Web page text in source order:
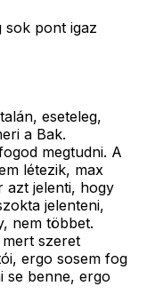
sok pont igaz
eseteleg,
a Bak.
megtudni. A
létezik, max
azt jelenti, hogy
jelenteni,
nem többet.
szeret
ergo sosem fog
se benne, ergo